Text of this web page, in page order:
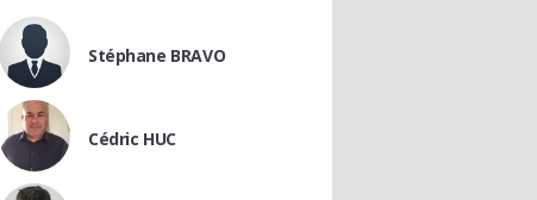
Stéphane BRAVO
Cédric HUC